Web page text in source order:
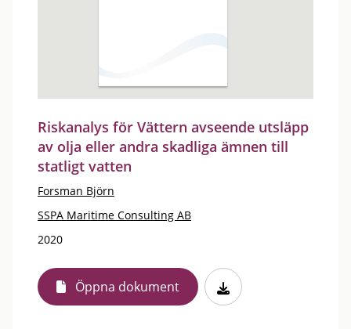
Riskanalys för Vättern avseende utsläpp
av olja eller andra skadliga ämnen till
statligt vatten
Forsman Björn
SSPA Maritime Consulting AB
2020
Öppna dokument